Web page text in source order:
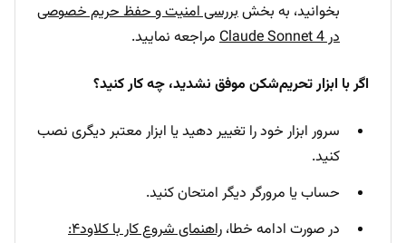
بخوانید، به بخشبررسی امنیت و حفظ حریم خصوصی
در Claude Sonnet 4
مراجعه نمایید.
اگر با ابزار تحریم‌شکن موفق نشدید، چه کار کنید؟
سرور ابزار خود را تغییر دهید یا ابزار معتبر دیگری نصب
کنید.
حساب یا مرورگر دیگر امتحان کنید.
در صورت ادامه خطا،
راهنمای شروع کار با کلاود۴: